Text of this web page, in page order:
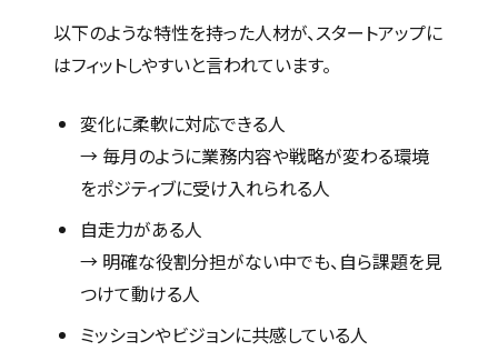
以下のような特性を持った人材が、スタートアップに
はフィットしやすいと言われています。
変化に柔軟に対応できる人
→ 毎月のように業務内容や戦略が変わる環境
をポジティブに受け入れられる人
自走力がある人
→ 明確な役割分担がない中でも、自ら課題を見
つけて動ける人
ミッションやビジョンに共感している人